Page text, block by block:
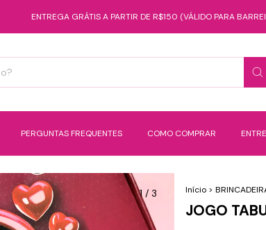
ENTREGA GRÁTIS A PARTIR DE R$150 (VÁLIDO PARA BARREIRAS)
PERGUNTAS FREQUENTES COMO COMPRAR
1/ 3 Início >
JOGO